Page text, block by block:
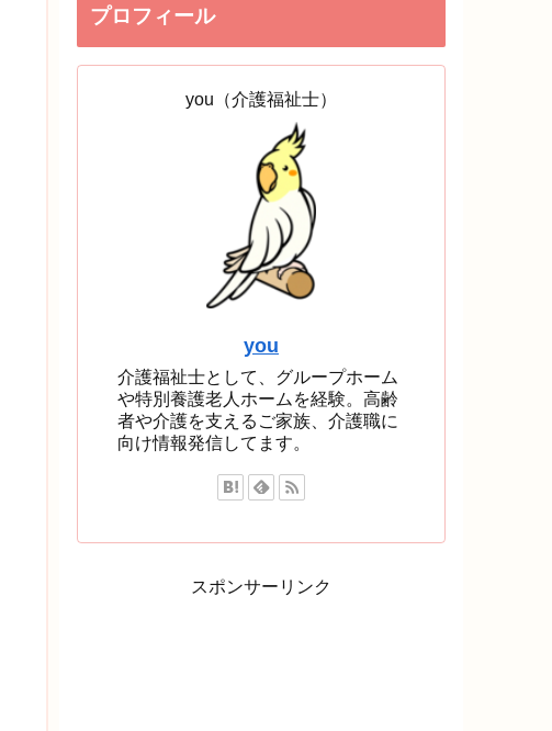
プロフィール
you（介護福祉士）
you
介護福祉士として、グループホーム
や特別養護老人ホームを経験。高齢
者や介護を支えるご家族、介護職に
向け情報発信してます。
スポンサーリンク